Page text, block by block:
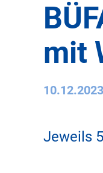
mit
10.12.2023
Jeweils